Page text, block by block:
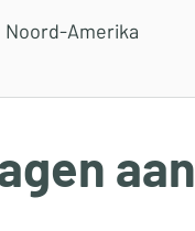
Noord-Amerika
aan